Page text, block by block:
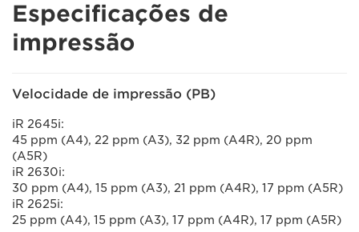
Especificações de
impressão
Velocidade de impressão (PB)
iR 2645i:
45 ppm (A4), 22 ppm (A3), 32 ppm (A4R), 20 ppm
(A5R)
iR 2630i:
30 ppm (A4), 15 ppm (A3), 21 ppm (A4R), 17 ppm (A5R)
iR 2625i:
25 ppm (A4), 15 ppm (A3), 17 ppm (A4R), 17 ppm (A5R)